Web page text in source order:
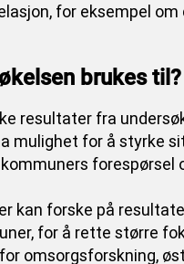
for eksempel om
brukes til?
resultater fra
mulighet for å styrke
kan forske på
for å rette større
omsorgsforskning,